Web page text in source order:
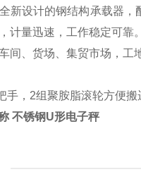
新设计的钢结构承载器
计量迅速，工作稳定可靠。
间、货场、集贸市场，
手，2组聚胺脂滚轮方便搬
不锈钢U形电子秤